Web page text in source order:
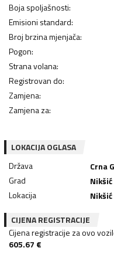
Boja spoljašnosti:
Emisioni standard:
Broj brzina mjenjača:
Pogon:
Strana volana:
Registrovan do:
Zamjena:
Zamjena za:
LOKACIJA OGLASA
Država
Crna
Grad
Nikšić
Lokacija
CIJENA REGISTRACIJE
Cijena registracije za ovo
605.67 €